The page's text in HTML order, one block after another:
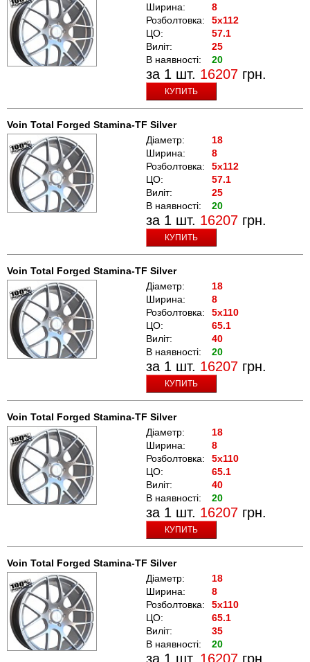
Ширина:
8
Розболтовка:
5x112
ЦО:
57.1
Виліт:
25
В наявності:
20
за 1 шт. 16207 грн.
КУПИТЬ
Voin Total Forged Stamina-TF Silver
Діаметр:
18
Ширина:
8
Розболтовка:
5x112
ЦО:
57.1
Виліт:
25
В наявності:
20
за 1 шт. 16207 грн.
КУПИТЬ
Voin Total Forged Stamina-TF Silver
Діаметр:
18
Ширина:
8
Розболтовка:
5x110
ЦО:
65.1
Виліт:
40
В наявності:
20
за 1 шт. 16207 грн.
КУПИТЬ
Voin Total Forged Stamina-TF Silver
Діаметр:
18
Ширина:
8
Розболтовка:
5x110
ЦО:
65.1
Виліт:
40
В наявності:
20
за 1 шт. 16207 грн.
КУПИТЬ
Voin Total Forged Stamina-TF Silver
Діаметр:
18
Ширина:
8
Розболтовка:
5x110
ЦО:
65.1
Виліт:
35
В наявності:
20
за 1 шт. 16207 грн.